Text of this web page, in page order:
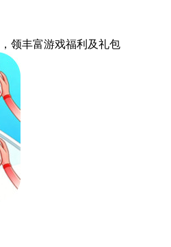
，领丰富游戏福利 及礼包